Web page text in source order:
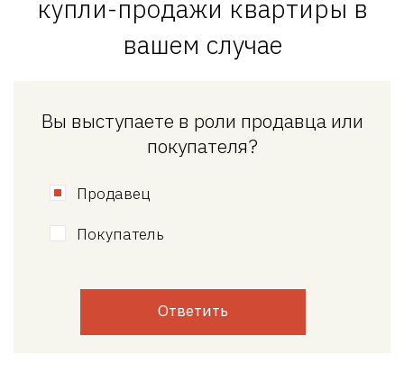
купли-продажи квартиры в
вашем случае
Вы выступаете в роли продавца или
покупателя?
Продавец
Покупатель
Ответить